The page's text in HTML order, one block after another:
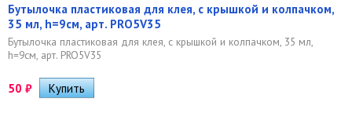
Бутылочка пластиковая для клея, с крышкой и колпачком,
35 мл, h=9см, арт. PRO5V35
Бутылочка пластиковая для клея, с крышкой и колпачком, 35 мл,
h=9см, арт. PRO5V35
50 ₽